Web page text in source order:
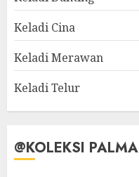
Keladi Cina
Keladi Merawan
Keladi Telur
@KOLEKSI PALMA